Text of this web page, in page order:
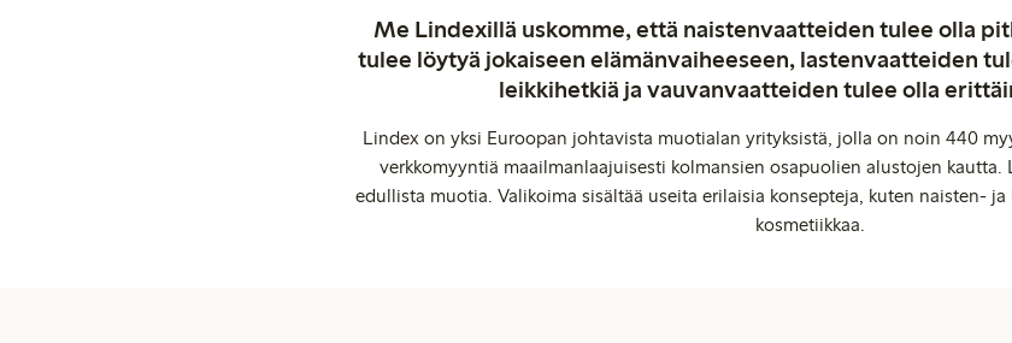
Me Lindexillä uskomme, että naistenvaatteiden tulee olla
tulee löytyä jokaiseen elämänvaiheeseen, lastenvaatteiden
leikkihetkiä ja vauvanvaatteiden tulee olla
Lindex on yksi Euroopan johtavista muotialan yrityksistä, jolla on noin 440
verkkomyyntiä maailmanlaajuisesti kolmansien osapuolien alustojen kautta.
edullista muotia. Valikoima sisältää useita erilaisia konsepteja, kuten naisten-
kosmetiikkaa.